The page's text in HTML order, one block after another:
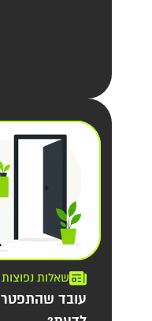
שאלות נפוצות
עובד